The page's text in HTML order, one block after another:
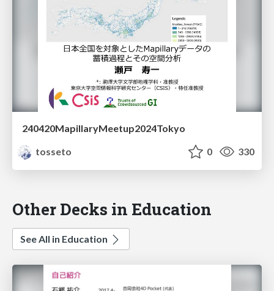
240420MapillaryMeetup2024Tokyo
tosseto
0 330
Other Decks in Education
See All in Education